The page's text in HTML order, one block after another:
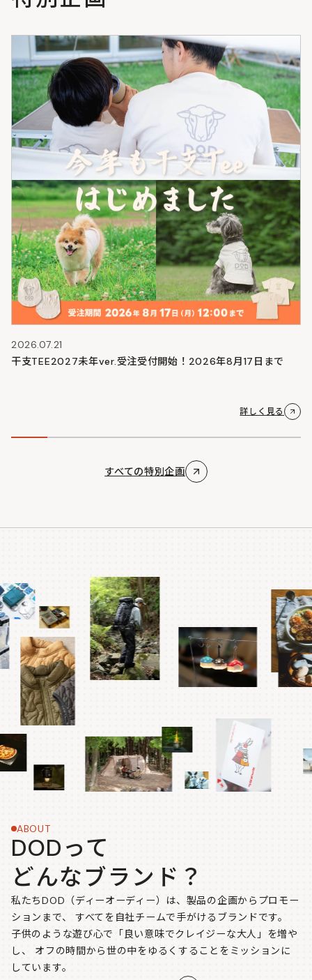
2026.07.21
干支TEE2027未年ver.受注受付開始！2026年8月17日まで
詳しく見る
すべての特別企画
ABOUT
DODって
どんなブランド？
私たちDOD（ディーオーディー）は、製品の企画からプロモー
ションまで、
すべてを自社チームで手がけるブランドです。
子供のような遊び心で「良い意味でクレイジーな大人」を増や
し、
オフの時間から世の中をゆるくすることをミッションに
しています。